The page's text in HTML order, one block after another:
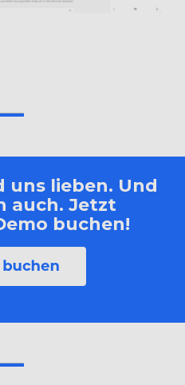
lieben. Und
auch. Jetzt
buchen!